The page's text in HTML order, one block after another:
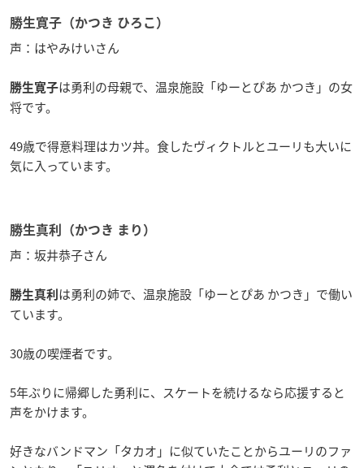
勝生寛子（かつき ひろこ）
声：はやみけいさん
勝生寛子は勇利の母親で、温泉施設「ゆーとぴあ かつき」の女
将です。
49歳で得意料理はカツ丼。食したヴィクトルとユーリも大いに
気に入っています。
勝生真利（かつき まり）
声：坂井恭子さん
勝生真利 は勇利の姉で、温泉施設「ゆーとぴあ かつき」で働い
ています。
30歳の喫煙者です。
5年ぶりに帰郷した勇利に、スケートを続けるなら応援すると
声をかけます。
好きなバンドマン「タカオ」に似ていたことからユーリのファ